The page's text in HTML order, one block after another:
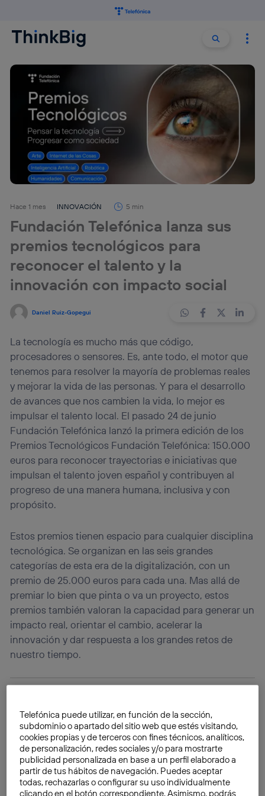
Buscar
Hace 1 mes INNOVACIÓN 5 min
Fundación Telefónica lanza sus
premios tecnológicos para
reconocer el talento y la
innovación con impacto social
Daniel Ruiz-Gopegui
La tecnología es mucho más que código,
procesadores o sensores. Es, ante todo, el motor que
tenemos para resolver la mayoría de problemas reales
y mejorar la vida de las personas. Y para el desarrollo
de avances que nos cambien la vida, lo mejor es
impulsar el talento local. El pasado 24 de junio
Fundación Telefónica lanzó la primera edición de los
Premios Tecnológicos Fundación Telefónica: 150.000
euros para reconocer trayectorias e iniciativas que
impulsan el talento joven español y contribuyen al
progreso de una manera humana, inclusiva y con
propósito.
Estos premios tienen espacio para cualquier disciplina
tecnológica. Se organizan en las seis grandes
categorías de esta era de la digitalización, con un
premio de 25.000 euros para cada una. Mas allá de
premiar lo bien que pinta o va un proyecto, estos
premios también valoran la capacidad para generar un
impacto real, orientar el cambio, acelerar la
innovación y dar respuesta a los grandes retos de
nuestro tiempo.
Telefónica puede utilizar, en función de la sección,
subdominio o apartado del sitio web que estés visitando,
cookies propias y de terceros con fines técnicos, analíticos,
de personalización, redes sociales y/o para mostrarte
publicidad personalizada en base a un perfil elaborado a
partir de tus hábitos de navegación. Puedes aceptar
todas, rechazarlas o configurar su uso individualmente
clicando en el botón correspondiente. Asimismo, podrás